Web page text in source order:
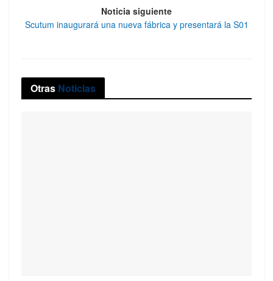
Noticia siguiente
Scutum inaugurará una nueva fábrica y presentará la S01
Otras Noticias